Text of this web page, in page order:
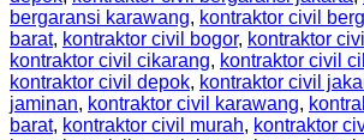
bergaransi karawang, kontraktor civil
barat, kontraktor civil bogor, kontraktor
kontraktor civil cikarang, kontraktor civil
kontraktor civil depok, kontraktor civil
jaminan, kontraktor civil karawang,
barat, kontraktor civil murah, kontraktor